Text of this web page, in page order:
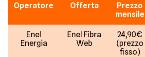
Operatore Offerta
Prezzo
mensile
Enel
Energia
Enel Fibra
Web
24,90€
(prezzo
fisso)